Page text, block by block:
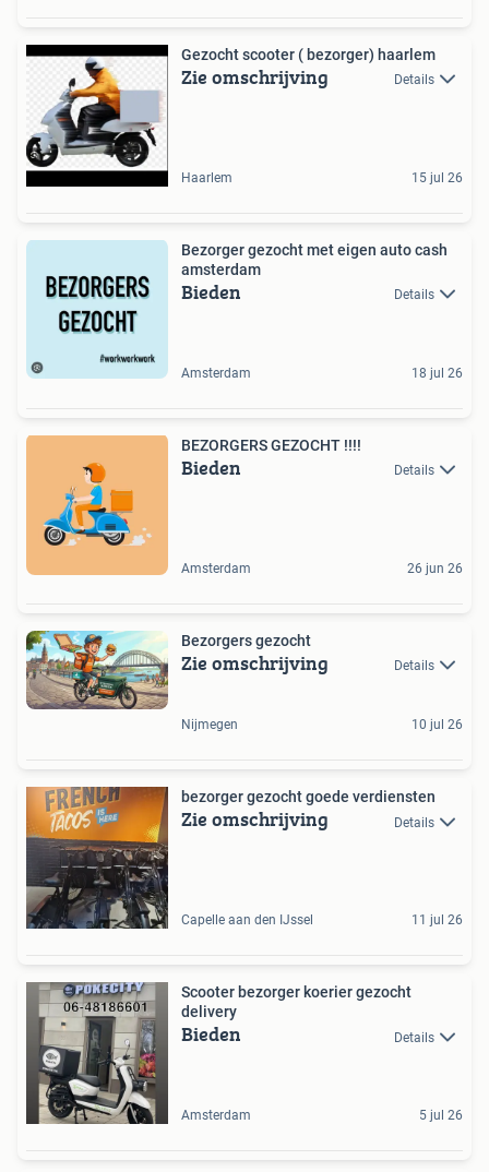
Gezocht scooter ( bezorger) haarlem
Zie omschrijving Details
Haarlem 15 jul 26
Bezorger gezocht met eigen auto cash
amsterdam
Bieden Details
Amsterdam 18 jul 26
BEZORGERS GEZOCHT !!!!
Bieden Details
Amsterdam 26 jun 26
Bezorgers gezocht
Zie omschrijving Details
Nijmegen 10 jul 26
bezorger gezocht goede verdiensten
Zie omschrijving Details
Capelle aan den IJssel 11 jul 26
Scooter bezorger koerier gezocht
delivery
Bieden Details
Amsterdam 5 jul 26